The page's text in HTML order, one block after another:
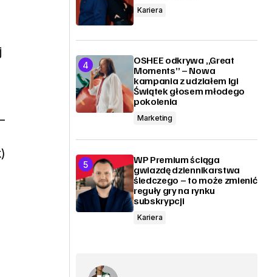
Kariera
OSHEE odkrywa „Great
Moments” – Nowa
kampania z udziałem Igi
Świątek głosem młodego
pokolenia
Marketing
WP Premium ściąga
gwiazdę dziennikarstwa
śledczego – to może zmienić
reguły gry na rynku
subskrypcji
Kariera